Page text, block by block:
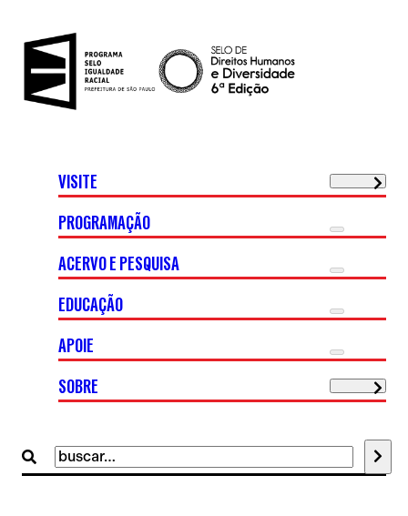
Buscar
por:
VISITE
PROGRAMAÇÃO
ACERVO E PESQUISA
EDUCAÇÃO
APOIE
SOBRE